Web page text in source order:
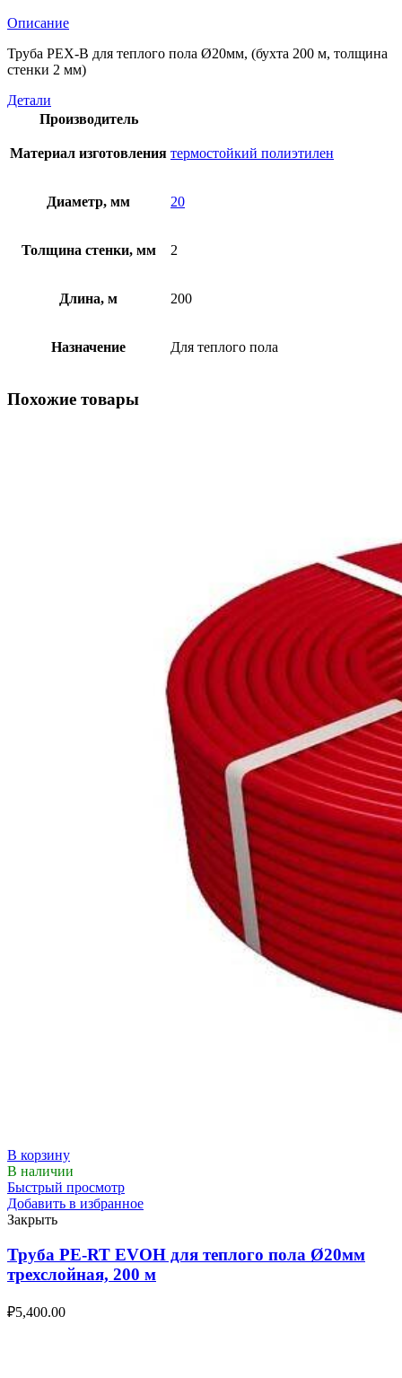
Описание
Труба PEX-B для теплого пола Ø20мм, (бухта 200 м, толщина
стенки 2 мм)
Детали
Производитель
Материал изготовления термостойкий полиэтилен
Диаметр, мм 20
Толщина стенки, мм 2
Длина, м 200
Назначение Для теплого пола
Похожие товары
В корзину
В наличии
Быстрый просмотр
Добавить в избранное
Закрыть
Труба PE-RT EVOH для теплого пола Ø20мм
трехслойная, 200 м
₽5,400.00